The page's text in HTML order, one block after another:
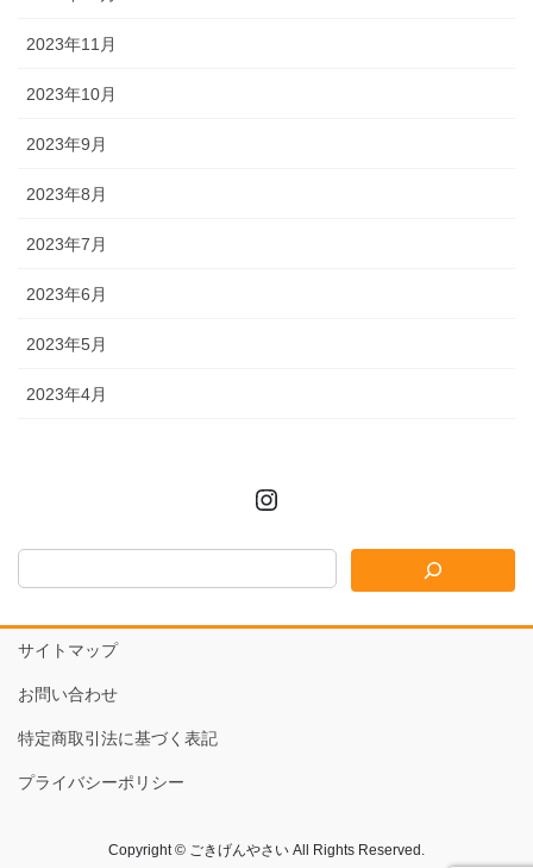
2023年11月
2023年10月
2023年9月
2023年8月
2023年7月
2023年6月
2023年5月
2023年4月
Instagram
サイトマップ
お問い合わせ
特定商取引法に基づく表記
プライバシーポリシー
Copyright © ごきげんやさい All Rights Reserved.